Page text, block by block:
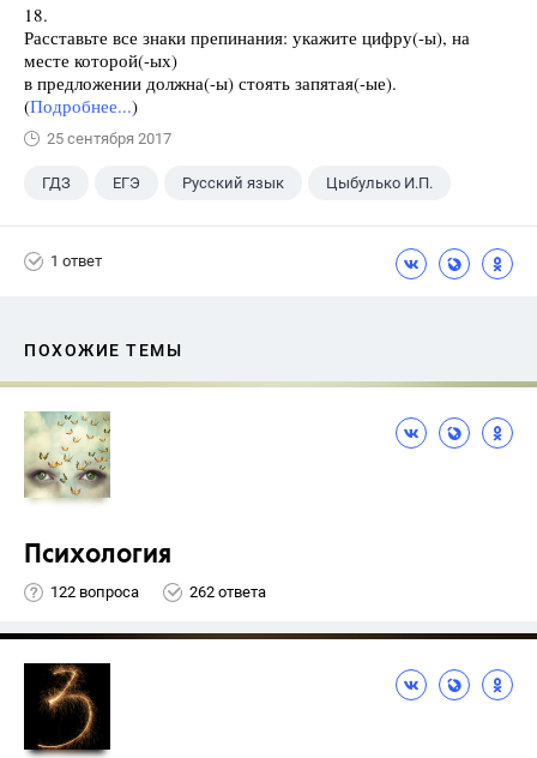
18.
Расставьте все знаки препинания: укажите цифру(-ы), на
месте которой(-ых)
в предложении должна(-ы) стоять запятая(-ые).
(Подробнее...)
25 сентября 2017
ГДЗ ЕГЭ Русский язык Цыбулько И.П.
1 ответ
ПОХОЖИЕ ТЕМЫ
Психология
122 вопроса 262 ответа